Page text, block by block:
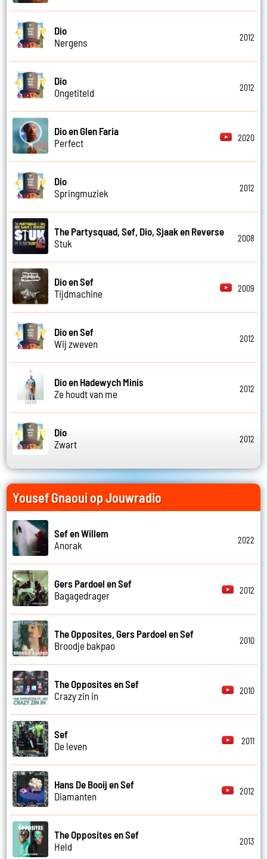
Dio
Nergens
2012
Dio
Ongetiteld
2012
Dio en Glen Faria
Perfect
2020
Dio
Springmuziek
2012
The Partysquad, Sef, Dio, Sjaak en Reverse
Stuk
2008
Dio en Sef
Tijdmachine
2009
Dio en Sef
Wij zweven
2012
Dio en Hadewych Minis
Ze houdt van me
2012
Dio
Zwart
2012
Yousef Gnaoui op Jouwradio
Sef en Willem
Anorak
2022
Gers Pardoel en Sef
Bagagedrager
2012
The Opposites, Gers Pardoel en Sef
Broodje bakpao
2010
The Opposites en Sef
Crazy zin in
2010
Sef
De leven
2011
Hans De Booij en Sef
Diamanten
2012
The Opposites en Sef
Held
2013